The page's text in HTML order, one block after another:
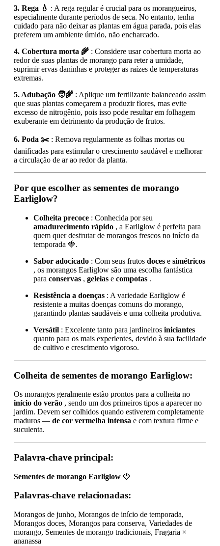
3. Rega 💧 : A rega regular é crucial para os morangueiros,
especialmente durante períodos de seca. No entanto, tenha
cuidado para não deixar as plantas em água parada, pois elas
preferem um ambiente úmido, não encharcado.
4. Cobertura morta 🌾 : Considere usar cobertura morta ao
redor de suas plantas de morango para reter a umidade,
suprimir ervas daninhas e proteger as raízes de temperaturas
extremas.
5. Adubação 🧑‍🌾 : Aplique um fertilizante balanceado assim
que suas plantas começarem a produzir flores, mas evite
excesso de nitrogênio, pois isso pode resultar em folhagem
exuberante em detrimento da produção de frutos.
6. Poda ✂️ : Remova regularmente as folhas mortas ou
danificadas para estimular o crescimento saudável e melhorar
a circulação de ar ao redor da planta.
Por que escolher as sementes de morango
Earliglow?
Colheita precoce : Conhecida por seu
amadurecimento rápido , a Earliglow é perfeita para
quem quer desfrutar de morangos frescos no início da
temporada 🍓.
Sabor adocicado : Com seus frutos doces e simétricos
, os morangos Earliglow são uma escolha fantástica
para conservas , geleias e compotas .
Resistência a doenças : A variedade Earliglow é
resistente a muitas doenças comuns do morango,
garantindo plantas saudáveis e uma colheita produtiva.
Versátil : Excelente tanto para jardineiros iniciantes
quanto para os mais experientes, devido à sua facilidade
de cultivo e crescimento vigoroso.
Colheita de sementes de morango Earliglow:
Os morangos geralmente estão prontos para a colheita no
início do verão , sendo um dos primeiros tipos a aparecer no
jardim. Devem ser colhidos quando estiverem completamente
maduros — de cor vermelha intensa e com textura firme e
suculenta.
Palavra-chave principal:
Sementes de morango Earliglow 🍓
Palavras-chave relacionadas:
Morangos de junho, Morangos de início de temporada,
Morangos doces, Morangos para conserva, Variedades de
morango, Sementes de morango tradicionais, Fragaria ×
ananassa